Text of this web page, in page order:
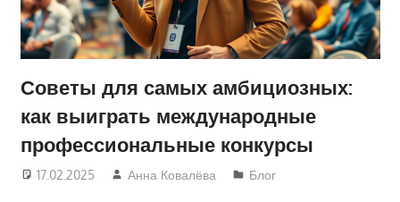
Советы для самых амбициозных:
как выиграть международные
профессиональные конкурсы
17.02.2025 Анна Ковалёва Блог